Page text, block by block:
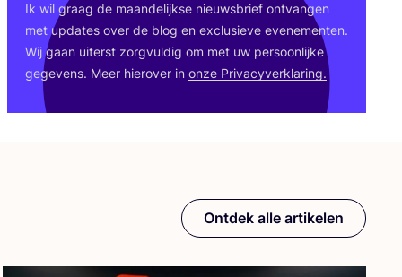
Ik wil graag de maan­de­lijk­se nieuws­brief ont­van­gen
met upda­tes over de blog en exclu­sie­ve eve­ne­men­ten.
Wij gaan uiterst zorg­vul­dig om met uw per­soon­lij­ke
gege­vens. Meer hier­over in onze Pri­va­cy­ver­kla­ring.
Ontdek alle artikelen